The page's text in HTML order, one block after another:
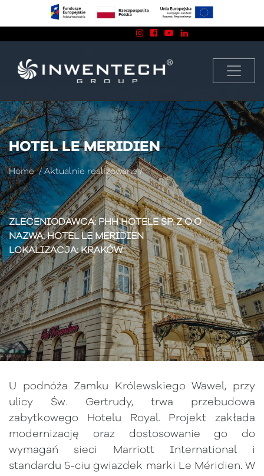
13 43 858 74
HOTEL LE MERIDIEN
Home/Aktualnie realizowane/
ZLECENIODAWCA: PHH HOTELE SP. Z O.O
NAZWA:HOTEL LE MERIDIEN
LOKALIZACJA:KRAKÓW
U podnóża Zamku Królewskiego Wawel, przy
ulicy Św. Gertrudy, trwa przebudowa
zabytkowego Hotelu Royal. Projekt zakłada
modernizację oraz dostosowanie go do
wymagań sieci Marriott International i
standardu 5-ciu gwiazdek marki Le Méridien. W